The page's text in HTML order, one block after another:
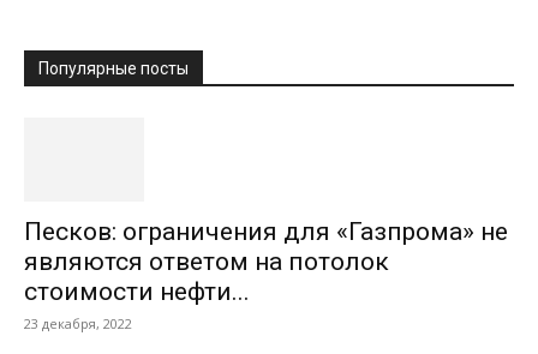
Популярные посты
Песков: ограничения для «Газпрома» не
являются ответом на потолок
стоимости нефти...
23 декабря, 2022